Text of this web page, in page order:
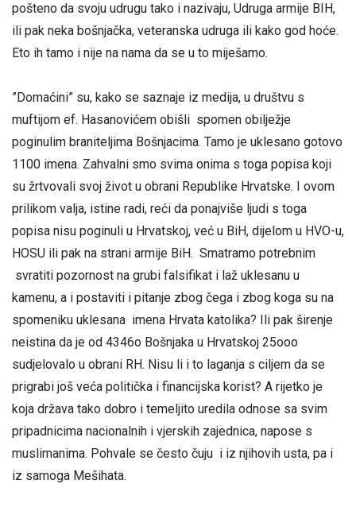
pošteno da svoju udrugu tako i nazivaju, Udruga armije BIH,
ili pak neka bošnjačka, veteranska udruga ili kako god hoće.
Eto ih tamo i nije na nama da se u to miješamo.
”Domaćini” su, kako se saznaje iz medija, u društvu s
muftijom ef. Hasanovićem obišli spomen obilježje
poginulim braniteljima Bošnjacima. Tamo je uklesano gotovo
1100 imena. Zahvalni smo svima onima s toga popisa koji
su žrtvovali svoj život u obrani Republike Hrvatske. I ovom
prilikom valja, istine radi, reći da ponajviše ljudi s toga
popisa nisu poginuli u Hrvatskoj, već u BiH, dijelom u HVO-u,
HOSU ili pak na strani armije BiH. Smatramo potrebnim
svratiti pozornost na grubi falsifikat i laž uklesanu u
kamenu, a i postaviti i pitanje zbog čega i zbog koga su na
spomeniku uklesana imena Hrvata katolika? Ili pak širenje
neistina da je od 4346o Bošnjaka u Hrvatskoj 25ooo
sudjelovalo u obrani RH. Nisu li i to laganja s ciljem da se
prigrabi još veća politička i financijska korist? A rijetko je
koja država tako dobro i temeljito uredila odnose sa svim
pripadnicima nacionalnih i vjerskih zajednica, napose s
muslimanima. Pohvale se često čuju i iz njihovih usta, pa i
iz samoga Mešihata.